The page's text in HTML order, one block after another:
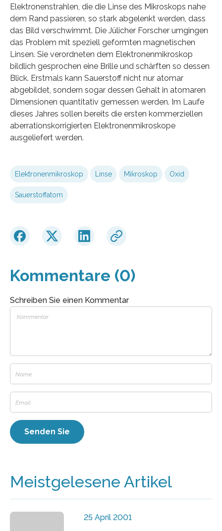
Elektronenstrahlen, die die Linse des Mikroskops nahe
dem Rand passieren, so stark abgelenkt werden, dass
das Bild verschwimmt. Die Jülicher Forscher umgingen
das Problem mit speziell geformten magnetischen
Linsen. Sie verordneten dem Elektronenmikroskop
bildlich gesprochen eine Brille und schärften so dessen
Blick. Erstmals kann Sauerstoff nicht nur atomar
abgebildet, sondern sogar dessen Gehalt in atomaren
Dimensionen quantitativ gemessen werden. Im Laufe
dieses Jahres sollen bereits die ersten kommerziellen
aberrationskorrigierten Elektronenmikroskope
ausgeliefert werden.
Elektronenmikroskop Linse Mikroskop Oxid
Sauerstoffatom
Kommentare (0)
Schreiben Sie einen Kommentar
Meistgelesene Artikel
25 April 2001